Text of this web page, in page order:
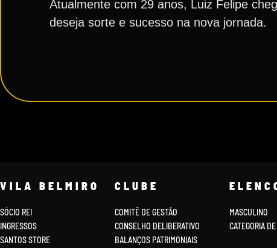
Atualmente com 29 anos, Luiz Felipe
deseja sorte e sucesso na nova jornada.
VILA BELMIRO
SÓCIO REI
INGRESSOS
SANTOS STORE
CLUBE
COMITÊ DE GESTÃO
CONSELHO DELIBERATIVO
BALANÇOS PATRIMONIAIS
MASCULINO
CATEGORIA